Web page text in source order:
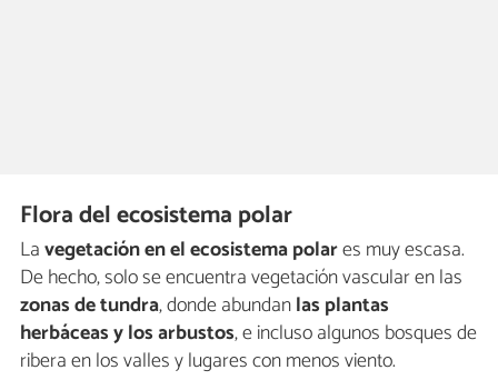
Flora del ecosistema polar
Lavegetación en el ecosistema polares muy escasa.
De hecho, solo se encuentra vegetación vascular en las
zonas de tundra, donde abundanlas plantas
herbáceas y los arbustos, e incluso algunos bosques de
ribera en los valles y lugares con menos viento.